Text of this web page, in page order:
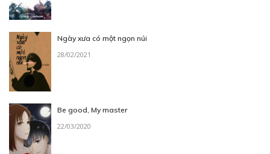
Ngày xưa có một ngọn núi
28/02/2021
Be good, My master
22/03/2020